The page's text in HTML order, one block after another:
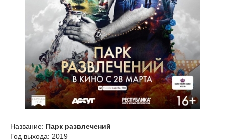
Название: Парк развлечений
Год выхода: 2019